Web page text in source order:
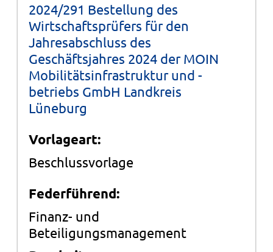
2024/291 Bestellung des
Wirtschaftsprüfers für den
Jahresabschluss des
Geschäftsjahres 2024 der MOIN
Mobilitätsinfrastruktur und -
betriebs GmbH Landkreis
Lüneburg
Vorlageart:
Beschlussvorlage
Federführend:
Finanz- und
Beteiligungsmanagement